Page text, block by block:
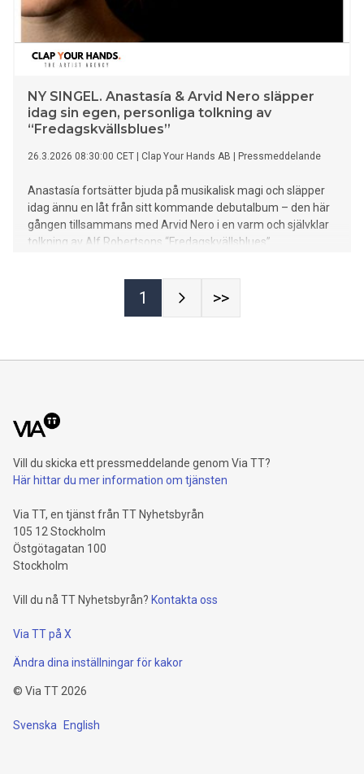
NY SINGEL. Anastasía & Arvid Nero släpper
idag sin egen, personliga tolkning av
“Fredagskvällsblues”
26.3.2026 08:30:00 CET Clap Your Hands AB Pressmeddelande
Anastasía fortsätter bjuda på musikalisk magi och släpper
idag ännu en låt från sitt kommande debutalbum – den här
gången tillsammans med Arvid Nero i en varm och självklar
tolkning av Alf Robertsons “Fredagskvällsblues”.
1 >>
Vill du skicka ett pressmeddelande genom Via TT?
Här hittar du mer information om tjänsten
Via TT, en tjänst från TT Nyhetsbyrån
105 12 Stockholm
Östgötagatan 100
Stockholm
Vill du nå TT Nyhetsbyrån? Kontakta oss
Via TT på X
Ändra dina inställningar för kakor
© Via TT2026
Svenska English